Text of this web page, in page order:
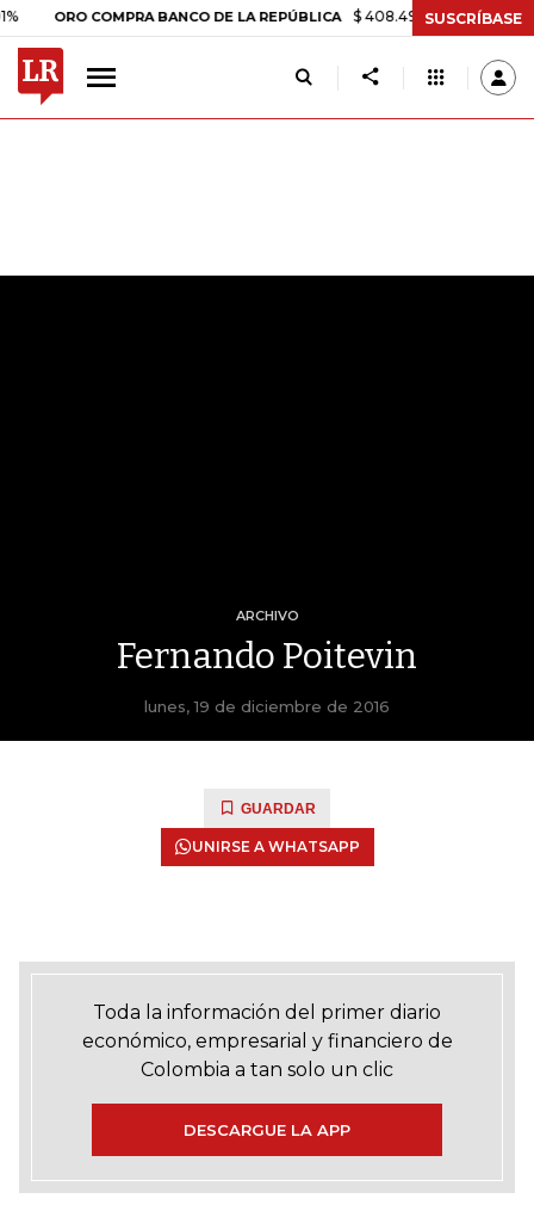
ORO COMPRA BANCO DE LA REPÚBLICA $ 408.498,97 +$ 8.753,81
SUSCRÍBASE
ARCHIVO
Fernando Poitevin
lunes, 19 de diciembre de 2016
GUARDAR
UNIRSE A WHATSAPP
Toda la información del primer diario
económico, empresarial y financiero de
Colombia a tan solo un clic
DESCARGUE LA APP